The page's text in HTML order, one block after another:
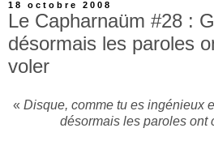
18 octobre 2008
Le Capharnaüm #28 :
désormais les paroles
voler
« Disque, comme tu es ingénieux
désormais les paroles ont